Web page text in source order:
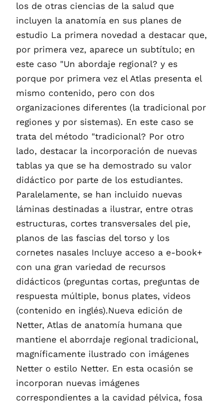
los de otras ciencias de la salud que
incluyen la anatomía en sus planes de
estudio La primera novedad a destacar que,
por primera vez, aparece un subtítulo; en
este caso "Un abordaje regional? y es
porque por primera vez el Atlas presenta el
mismo contenido, pero con dos
organizaciones diferentes (la tradicional por
regiones y por sistemas). En este caso se
trata del método "tradicional? Por otro
lado, destacar la incorporación de nuevas
tablas ya que se ha demostrado su valor
didáctico por parte de los estudiantes.
Paralelamente, se han incluido nuevas
láminas destinadas a ilustrar, entre otras
estructuras, cortes transversales del pie,
planos de las fascias del torso y los
cornetes nasales Incluye acceso a e-book+
con una gran variedad de recursos
didácticos (preguntas cortas, preguntas de
respuesta múltiple, bonus plates, videos
(contenido en inglés).Nueva edición de
Netter, Atlas de anatomía humana que
mantiene el aborrdaje regional tradicional,
magníficamente ilustrado con imágenes
Netter o estilo Netter. En esta ocasión se
incorporan nuevas imágenes
correspondientes a la cavidad pélvica, fosa